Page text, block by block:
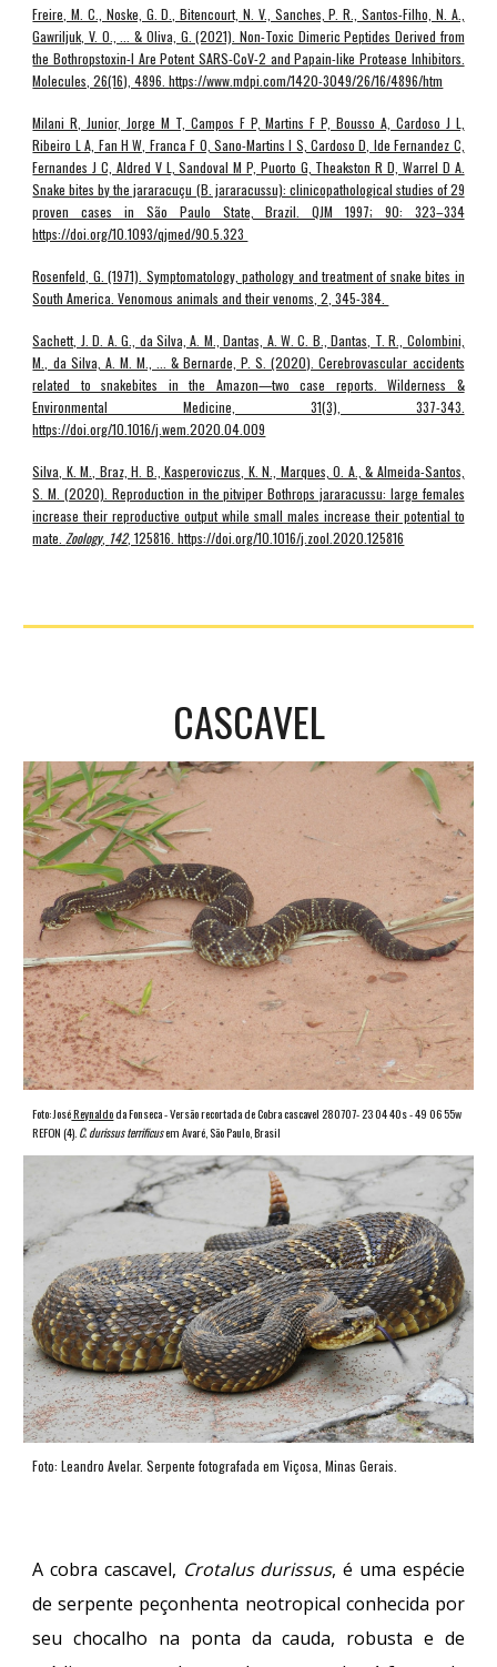
Freire, M. C., Noske, G. D., Bitencourt, N. V., Sanches, P. R., Santos-Filho, N. A.,
Gawriljuk, V. O., ... & Oliva, G. (2021). Non-Toxic Dimeric Peptides Derived from
the Bothropstoxin-I Are Potent SARS-CoV-2 and Papain-like Protease Inhibitors.
Molecules, 26(16), 4896. https://www.mdpi.com/1420-3049/26/16/4896/htm
Milani R, Junior, Jorge M T, Campos F P, Martins F P, Bousso A, Cardoso J L,
Ribeiro L A, Fan H W, Franca F O, Sano-Martins I S, Cardoso D, Ide Fernandez C,
Fernandes J C, Aldred V L, Sandoval M P, Puorto G, Theakston R D, Warrel D A.
Snake bites by the jararacuçu (B. jararacussu): clinicopathological studies of 29
proven cases in São Paulo State, Brazil. QJM 1997; 90: 323–334
https://doi.org/10.1093/qjmed/90.5.323
Rosenfeld, G. (1971). Symptomatology, pathology and treatment of snake bites in
South America. Venomous animals and their venoms, 2, 345-384.
Sachett, J. D. A. G., da Silva, A. M., Dantas, A. W. C. B., Dantas, T. R., Colombini,
M., da Silva, A. M. M., ... & Bernarde, P. S. (2020). Cerebrovascular accidents
related to snakebites in the Amazon—two case reports. Wilderness &
Environmental Medicine, 31(3), 337-343.
https://doi.org/10.1016/j.wem.2020.04.009
Silva, K. M., Braz, H. B., Kasperoviczus, K. N., Marques, O. A., & Almeida-Santos,
S. M. (2020). Reproduction in the pitviper Bothrops jararacussu: large females
increase their reproductive output while small males increase their potential to
mate. Zoology, 142, 125816. https://doi.org/10.1016/j.zool.2020.125816
CASCAVEL
Foto: JoséReynaldoda Fonseca - Versão recortada de Cobra cascavel 280707- 23 04 40s - 49 06 55w
REFON (4). C. durissus terrificusem Avaré, São Paulo, Brasil
Foto: Leandro Avelar. Serpente fotografada em Viçosa, Minas Gerais.
A cobra cascavel, Crotalus durissus, é uma espécie
de serpente peçonhenta neotropical conhecida por
seu chocalho na ponta da cauda, robusta e de